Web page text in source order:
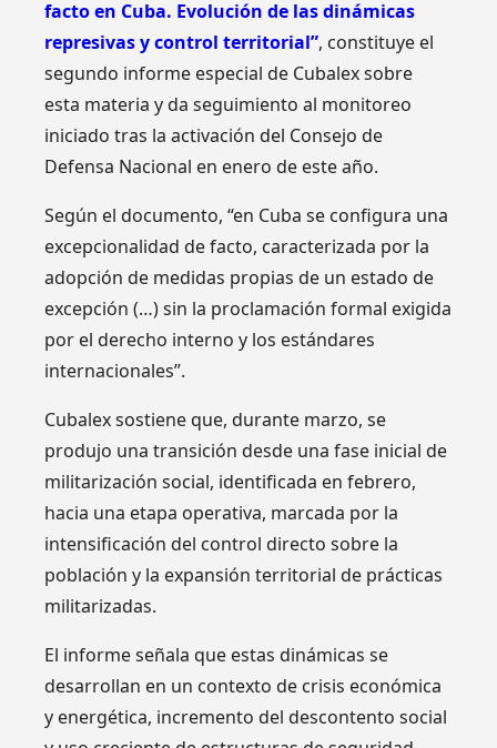
facto en Cuba. Evolución de las dinámicas
represivas y control territorial”, constituye el
segundo informe especial de Cubalex sobre
esta materia y da seguimiento al monitoreo
iniciado tras la activación del Consejo de
Defensa Nacional en enero de este año.
Según el documento, “en Cuba se configura una
excepcionalidad de facto, caracterizada por la
adopción de medidas propias de un estado de
excepción (…) sin la proclamación formal exigida
por el derecho interno y los estándares
internacionales”.
Cubalex sostiene que, durante marzo, se
produjo una transición desde una fase inicial de
militarización social, identificada en febrero,
hacia una etapa operativa, marcada por la
intensificación del control directo sobre la
población y la expansión territorial de prácticas
militarizadas.
El informe señala que estas dinámicas se
desarrollan en un contexto de crisis económica
y energética, incremento del descontento social